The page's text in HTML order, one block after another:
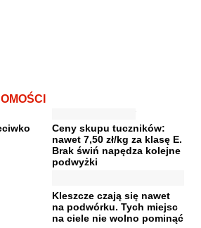
Ceny skupu tuczników:
nawet 7,50 zł/kg za klasę E.
Brak świń napędza kolejne
podwyżki
Kleszcze czają się nawet
na podwórku. Tych miejsc
na ciele nie wolno pominąć